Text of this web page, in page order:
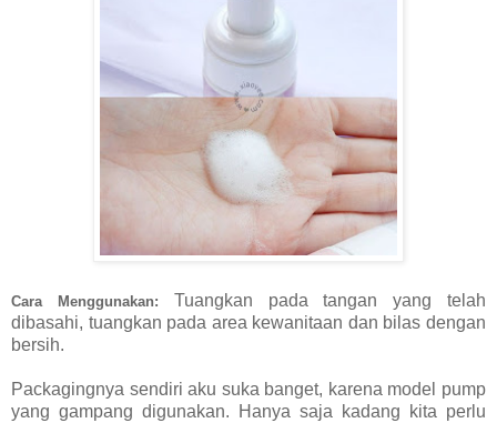
Cara Menggunakan:
Tuangkan pada tangan yang telah
dibasahi, tuangkan pada area kewanitaan dan bilas dengan
bersih.
Packagingnya sendiri aku suka banget, karena model pump
yang gampang digunakan. Hanya saja kadang kita perlu